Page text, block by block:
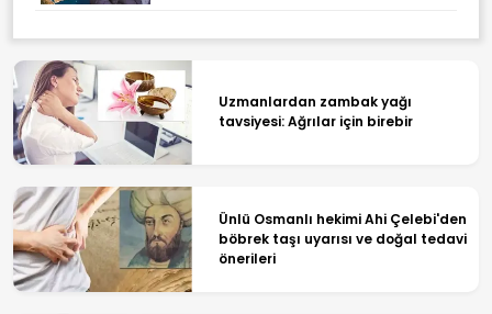
Uzmanlardan zambak yağı
tavsiyesi: Ağrılar için birebir
Ünlü Osmanlı hekimi Ahi Çelebi'den
böbrek taşı uyarısı ve doğal tedavi
önerileri